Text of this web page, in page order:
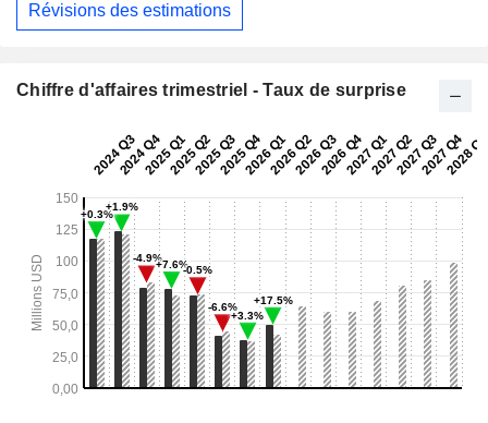
Révisions des estimations
Chiffre d'affaires trimestriel - Taux de surprise